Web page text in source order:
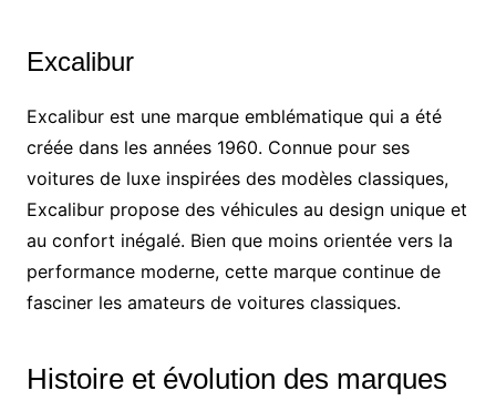
Excalibur
Excalibur est une marque emblématique qui a été
créée dans les années 1960. Connue pour ses
voitures de luxe inspirées des modèles classiques,
Excalibur propose des véhicules au design unique et
au confort inégalé. Bien que moins orientée vers la
performance moderne, cette marque continue de
fasciner les amateurs de voitures classiques.
Histoire et évolution des marques